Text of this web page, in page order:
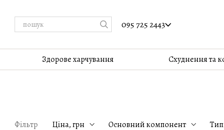
095 725 2443
Здорове харчування Cхуднення та
Фільтр Ціна, грн Основний компонент